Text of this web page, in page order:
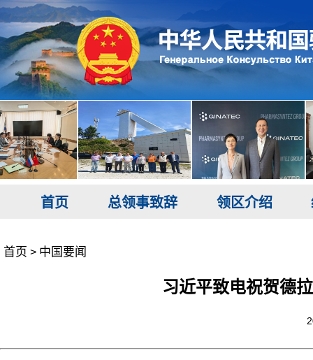
首页 总领事致辞 领区介绍
首页 > 中国要闻
习近平致电祝贺德